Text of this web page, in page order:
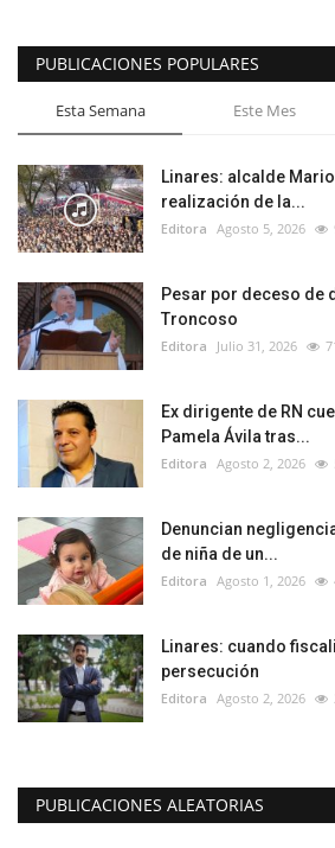
PUBLICACIONES POPULARES
Esta Semana Este Mes
Linares: alcalde
realización de la...
Editora Agosto 5, 2026
Pesar por deceso de
Troncoso
Editora Julio 31, 2026
Ex dirigente de RN
Pamela Ávila tras...
Editora Agosto 2, 2026
Denuncian
de niña de un...
Editora Agosto 1, 2026
Linares: cuando
persecución
Editora Agosto 2, 2026
PUBLICACIONES ALEATORIAS